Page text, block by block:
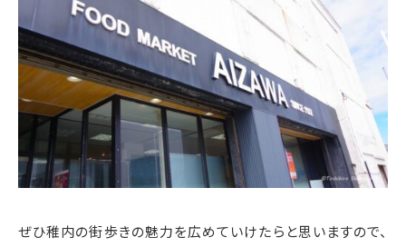
ぜひ稚内の街歩きの魅力を広めていけたらと思いますので、